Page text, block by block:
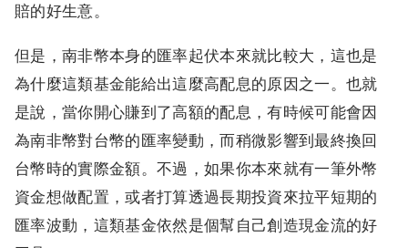
賠的好生意。
但是，南非幣本身的匯率起伏本來就比較大，這也是
為什麼這類基金能給出這麼高配息的原因之一。也就
是說，當你開心賺到了高額的配息，有時候可能會因
為南非幣對台幣的匯率變動，而稍微影響到最終換回
台幣時的實際金額。不過，如果你本來就有一筆外幣
資金想做配置，或者打算透過長期投資來拉平短期的
匯率波動，這類基金依然是個幫自己創造現金流的好